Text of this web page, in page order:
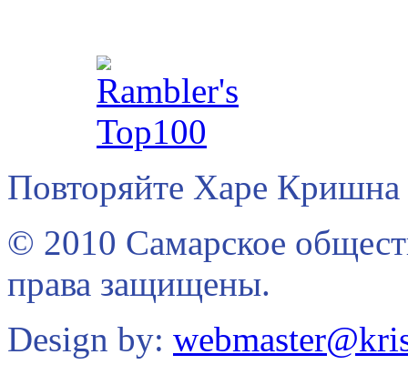
Повторяйте Харе Кришна
© 2010 Самарское
права защищены.
Design by: